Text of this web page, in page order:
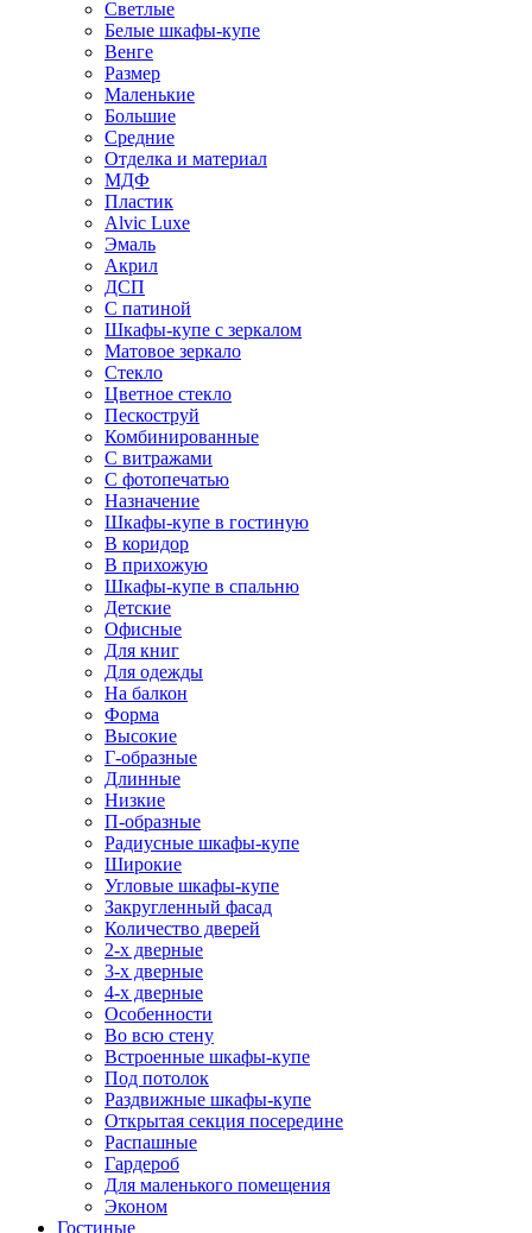
Светлые
Белые шкафы-купе
Венге
Размер
Маленькие
Большие
Средние
Отделка и материал
МДФ
Пластик
Alvic Luxe
Эмаль
Акрил
ДСП
С патиной
Шкафы-купе с зеркалом
Матовое зеркало
Стекло
Цветное стекло
Пескоструй
Комбинированные
С витражами
С фотопечатью
Назначение
Шкафы-купе в гостиную
В коридор
В прихожую
Шкафы-купе в спальню
Детские
Офисные
Для книг
Для одежды
На балкон
Форма
Высокие
Г-образные
Длинные
Низкие
П-образные
Радиусные шкафы-купе
Широкие
Угловые шкафы-купе
Закругленный фасад
Количество дверей
2-х дверные
3-х дверные
4-х дверные
Особенности
Во всю стену
Встроенные шкафы-купе
Под потолок
Раздвижные шкафы-купе
Открытая секция посередине
Распашные
Гардероб
Для маленького помещения
Эконом
Гостиные